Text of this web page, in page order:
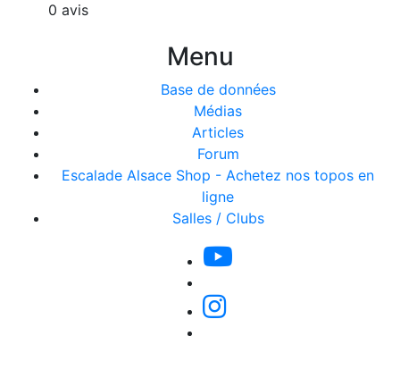
0 avis
Menu
Base de données
Médias
Articles
Forum
Escalade Alsace Shop - Achetez nos topos en
ligne
Salles / Clubs